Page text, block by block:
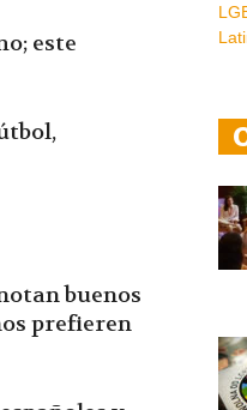
este
buenos
prefieren